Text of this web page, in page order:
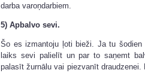
darba varoņdarbiem.
5) Apbalvo sevi.
Šo es izmantoju ļoti bieži. Ja tu
laiks sevi palielīt un par to saņemt
palasīt žurnālu vai piezvanīt